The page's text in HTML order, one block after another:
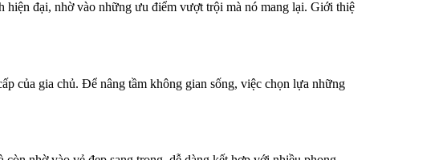
đại, nhờ vào những ưu điểm vượt trội mà nó mang lại. Giới thiệ
của gia chủ. Để nâng tầm không gian sống, việc chọn lựa những